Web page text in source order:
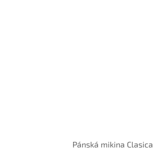
Pánská mikina Clasica